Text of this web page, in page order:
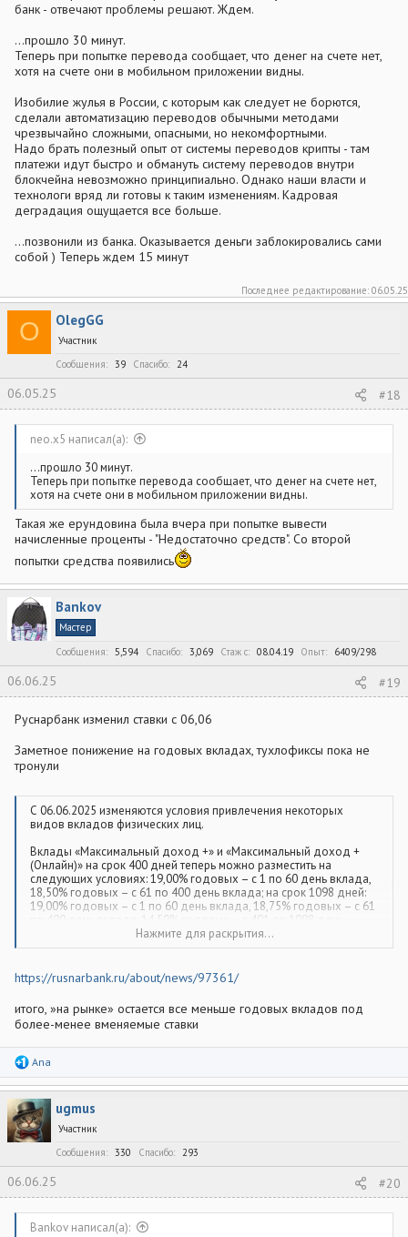
банк - отвечают проблемы решают. Ждем.
...прошло 30 минут.
Теперь при попытке перевода сообщает, что денег на счете нет,
хотя на счете они в мобильном приложении видны.
Изобилие жулья в России, с которым как следует не борются,
сделали автоматизацию переводов обычными методами
чрезвычайно сложными, опасными, но некомфортными.
Надо брать полезный опыт от системы переводов крипты - там
платежи идут быстро и обмануть систему переводов внутри
блокчейна невозможно принципиально. Однако наши власти и
технологи вряд ли готовы к таким изменениям. Кадровая
деградация ощущается все больше.
...позвонили из банка. Оказывается деньги заблокировались сами
собой ) Теперь ждем 15 минут
Последнее редактирование: 06.05.25
O OlegGG
Участник
Сообщения
39 Спасибо 24
06.05.25 #18
neo.x5 написал(а):
...прошло 30 минут.
Теперь при попытке перевода сообщает, что денег на счете нет,
хотя на счете они в мобильном приложении видны.
Такая же ерундовина была вчера при попытке вывести
начисленные проценты - "Недостаточно средств". Со второй
попытки средства появились
Bankov
Мастер
Сообщения
5,594 Спасибо 3,069 Стаж c 08.04.19 Опыт 6409/298
06.06.25 #19
Руснарбанк изменил ставки с 06,06
Заметное понижение на годовых вкладах, тухлофиксы пока не
тронули
С 06.06.2025 изменяются условия привлечения некоторых
видов вкладов физических лиц.
Вклады «Максимальный доход +» и «Максимальный доход +
(Онлайн)» на срок 400 дней теперь можно разместить на
следующих условиях: 19,00% годовых – с 1 по 60 день вклада,
18,50% годовых – с 61 по 400 день вклада; на срок 1098 дней:
19,00% годовых – с 1 по 60 день вклада, 18,75% годовых – с 61
по 400 день вклада, 14,50% годовых – с 401 по 1098 день
ежемесячной капитализацией процентов теперь можно
оформить по ставке 18,50% годовых и 17,95% годовых
По вкладу «Вклад в будущее» на срок 1098 дней процентная
По вкладу «Универсальный (ВИП)» процентная ставка теперь
составляет 18,50% годовых для вклада на 181 день, 16,50%
годовых для вклада на 367 дней и 15,00% годовых для вклада
на 730 дней.
Нажмите для раскрытия...
https://rusnarbank.ru/about/news/97361/
итого, »на рынке» остается все меньше годовых вкладов под
более-менее вменяемые ставки
Р
а
к
ц
и
и
Ana
ugmus
Участник
Сообщения
330 Спасибо 293
06.06.25 #20
Bankov написал(а):